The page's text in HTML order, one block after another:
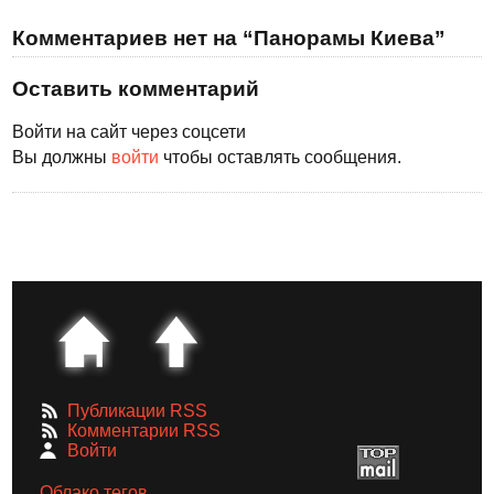
Комментариев нет на “Панорамы Киева”
Оставить комментарий
Войти на сайт через соцсети
Вы должны войти чтобы оставлять сообщения.
Публикации RSS
Комментарии RSS
Войти